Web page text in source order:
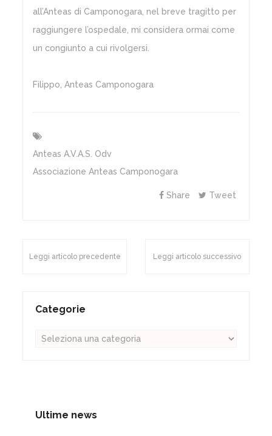
all’Anteas di Camponogara, nel breve tragitto per
raggiungere l’ospedale, mi considera ormai come
un congiunto a cui rivolgersi.
Filippo, Anteas Camponogara
Anteas A.v.a.s. Odv
Associazione Anteas Camponogara
Share Tweet
Leggi articolo precedente Leggi articolo successivo
Categorie
Ultime news